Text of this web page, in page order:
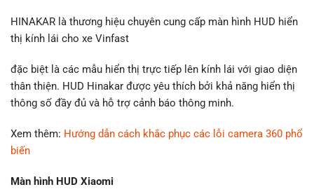
HINAKAR là thương hiệu chuyên cung cấp màn hình HUD hiển
thị kính lái cho xe Vinfast
đặc biệt là các mẫu hiển thị trực tiếp lên kính lái với giao diện
thân thiện. HUD Hinakar được yêu thích bởi khả năng hiển thị
thông số đầy đủ và hỗ trợ cảnh báo thông minh.
Xem thêm: Hướng dẫn cách khắc phục các lỗi camera 360 phổ
biến
Màn hình HUD Xiaomi